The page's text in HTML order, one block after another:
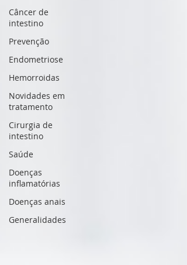
Câncer de
intestino
Prevenção
Endometriose
Hemorroidas
Novidades em
tratamento
Cirurgia de
intestino
Saúde
Doenças
inflamatórias
Doenças anais
Generalidades